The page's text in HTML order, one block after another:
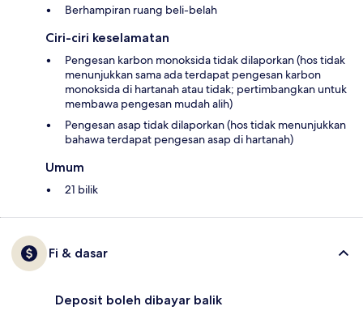
Berhampiran ruang beli-belah
Ciri-ciri keselamatan
Pengesan karbon monoksida tidak dilaporkan (hos tidak
menunjukkan sama ada terdapat pengesan karbon
monoksida di hartanah atau tidak; pertimbangkan untuk
membawa pengesan mudah alih)
Pengesan asap tidak dilaporkan (hos tidak menunjukkan
bahawa terdapat pengesan asap di hartanah)
Umum
21 bilik
Fi & dasar
Deposit boleh dibayar balik